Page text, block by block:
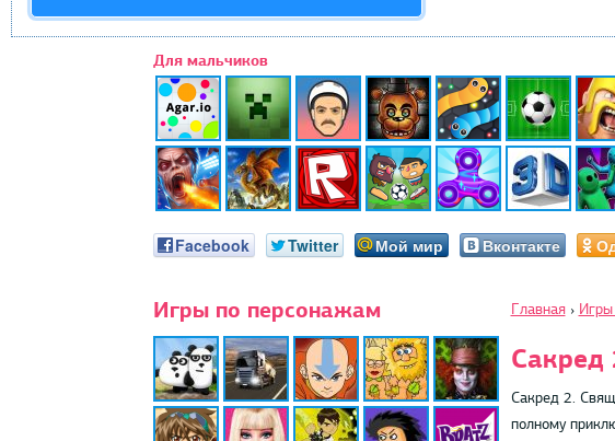
Для мальчиков
Facebook Twitter Мой мир Вконтакте
Игры по персонажам Главная ›
Сакред
Сакред 2.
полному